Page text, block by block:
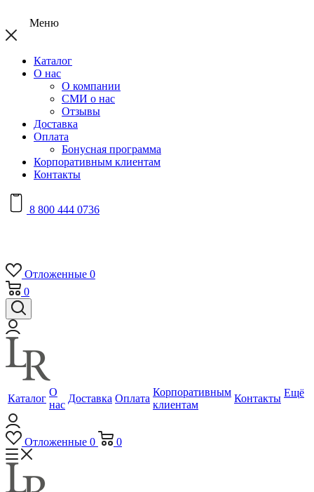
Меню
Каталог
О нас
О компании
СМИ о нас
Отзывы
Доставка
Оплата
Бонусная программа
Корпоративным клиентам
Контакты
8 800 444 0736
Отложенные 0
0
Каталог
О
нас
Доставка Оплата
Корпоративным
клиентам
Контакты Ещё
Отложенные 0 0